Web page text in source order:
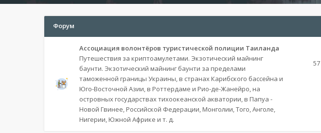
Форум
Ассоциация волонтёров туристической полиции Таиланда
Путешествия за криптоамулетами. Экзотический майнинг
баунти. Экзотический майнинг баунти за пределами
таможенной границы Украины, в странах Карибского бассейна и
Юго-Восточной Азии, в Роттердаме и Рио-де-Жанейро, на
островных государствах тихоокеанской акватории, в Папуа -
Новой Гвинее, Российской Федерации, Монголии, Того, Анголе,
Нигерии, Южной Африке и т. д.
57